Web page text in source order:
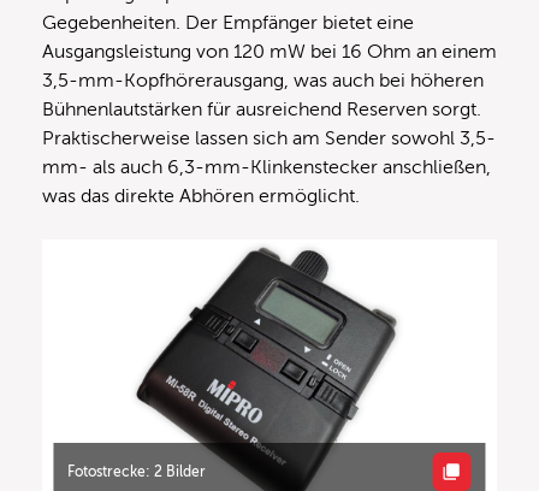
Gegebenheiten. Der Empfänger bietet eine
Ausgangsleistung von 120 mW bei 16 Ohm an einem
3,5-mm-Kopfhörerausgang, was auch bei höheren
Bühnenlautstärken für ausreichend Reserven sorgt.
Praktischerweise lassen sich am Sender sowohl 3,5-
mm- als auch 6,3-mm-Klinkenstecker anschließen,
was das direkte Abhören ermöglicht.
Fotostrecke: 2 Bilder